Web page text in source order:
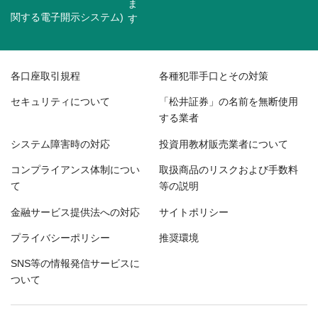
関する電子開示システム)
各口座取引規程 各種犯罪手口とその対策
セキュリティについて 「松井証券」の名前を無断使用
する業者
システム障害時の対応 投資用教材販売業者について
コンプライアンス体制につい
て
取扱商品のリスクおよび手数料
等の説明
金融サービス提供法への対応 サイトポリシー
プライバシーポリシー 推奨環境
SNS等の情報発信サービスに
ついて